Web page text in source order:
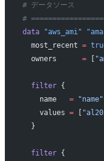
# データソース
#
data "aws_ami"
  most_recent
=
  owners
      =
[
  filter
{
    name
   =
"name"
    values
= [
  }
  filter
{